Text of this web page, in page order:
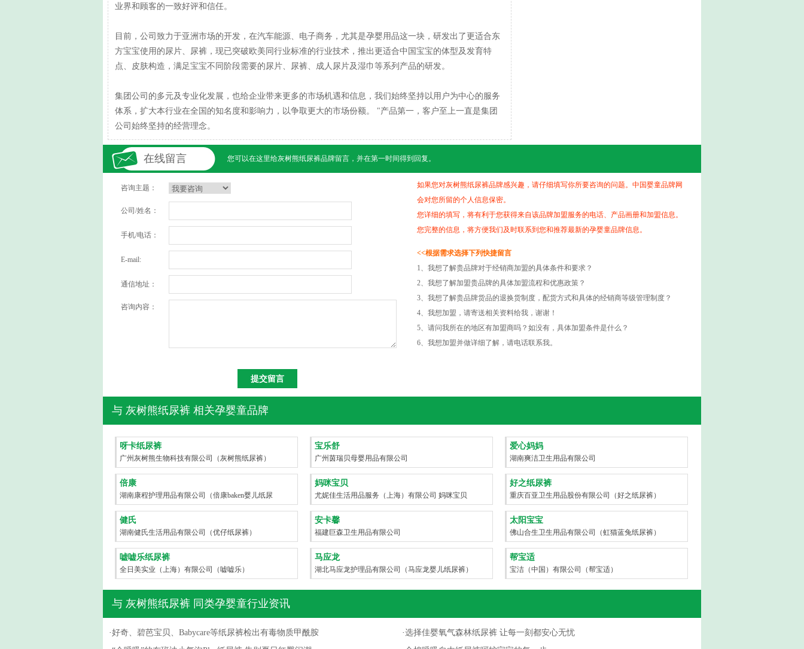
业界和顾客的一致好评和信任。
目前，公司致力于亚洲市场的开发，在汽车能源、电子商务，尤其是孕婴用品这一块，研发出了更适合东
方宝宝使用的尿片、尿裤，现已突破欧美同行业标准的行业技术，推出更适合中国宝宝的体型及发育特
点、皮肤构造，满足宝宝不同阶段需要的尿片、尿裤、成人尿片及湿巾等系列产品的研发。
集团公司的多元及专业化发展，也给企业带来更多的市场机遇和信息，我们始终坚持以用户为中心的服务
体系，扩大本行业在全国的知名度和影响力，以争取更大的市场份额。 "产品第一，客户至上一直是集团
公司始终坚持的经营理念。
在线留言 您可以在这里给灰树熊纸尿裤品牌留言，并在第一时间得到回复。
咨询主题：
公司/姓名：
手机/电话：
E-mail:
通信地址：
咨询内容：
如果您对灰树熊纸尿裤品牌感兴趣，请仔细填写你所要咨询的问题。中国婴童品牌网
会对您所留的个人信息保密。
您详细的填写，将有利于您获得来自该品牌加盟服务的电话、产品画册和加盟信息。
您完整的信息，将方便我们及时联系到您和推荐最新的孕婴童品牌信息。
<<根据需求选择下列快捷留言
1、我想了解贵品牌对于经销商加盟的具体条件和要求？
2、我想了解加盟贵品牌的具体加盟流程和优惠政策？
3、我想了解贵品牌货品的退换货制度，配货方式和具体的经销商等级管理制度？
4、我想加盟，请寄送相关资料给我，谢谢！
5、请问我所在的地区有加盟商吗？如没有，具体加盟条件是什么？
6、我想加盟并做详细了解，请电话联系我。
与 灰树熊纸尿裤 相关孕婴童品牌
呀卡纸尿裤
广州灰树熊生物科技有限公司（灰树熊纸尿裤）
宝乐舒
广州茵瑞贝母婴用品有限公司
爱心妈妈
湖南爽洁卫生用品有限公司
倍康
湖南康程护理用品有限公司（倍康baken婴儿纸尿
裤）
妈咪宝贝
尤妮佳生活用品服务（上海）有限公司 妈咪宝贝
好之纸尿裤
重庆百亚卫生用品股份有限公司（好之纸尿裤）
健氏
湖南健氏生活用品有限公司（优仔纸尿裤）
安卡馨
福建巨森卫生用品有限公司
太阳宝宝
佛山合生卫生用品有限公司（虹猫蓝兔纸尿裤）
嘘嘘乐纸尿裤
全日美实业（上海）有限公司（嘘嘘乐）
马应龙
湖北马应龙护理品有限公司（马应龙婴儿纸尿裤）
帮宝适
宝洁（中国）有限公司（帮宝适）
与 灰树熊纸尿裤 同类孕婴童行业资讯
·好奇、碧芭宝贝、Babycare等纸尿裤检出有毒物质甲酰胺 ·选择佳婴氧气森林纸尿裤 让每一刻都安心无忧